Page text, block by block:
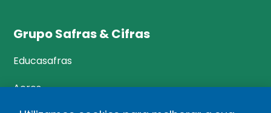
Grupo Safras & Cifras
Educasafras
Acres